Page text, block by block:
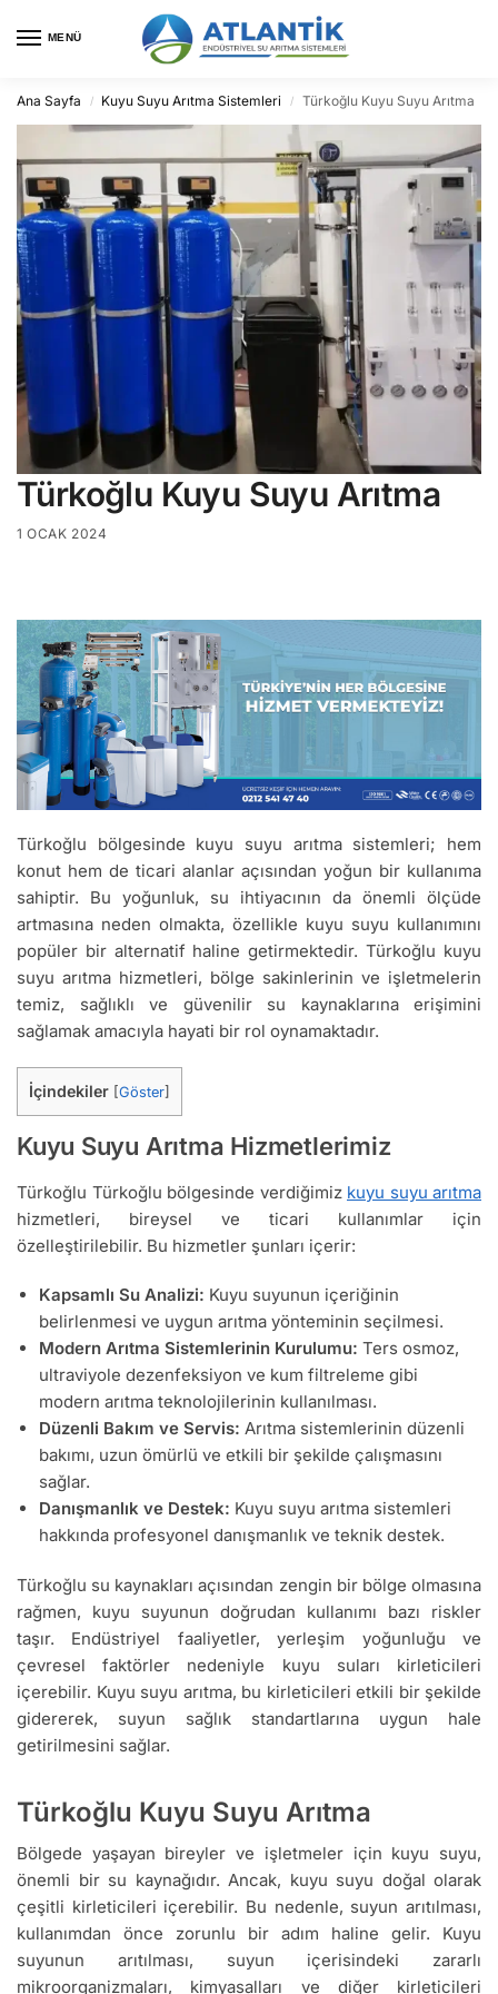
MENÜ
Ana Sayfa / Kuyu Suyu Arıtma Sistemleri / Türkoğlu Kuyu Suyu Arıtma
Türkoğlu Kuyu Suyu Arıtma
1 OCAK 2024
Türkoğlu bölgesinde kuyu suyu arıtma sistemleri; hem
konut hem de ticari alanlar açısından yoğun bir kullanıma
sahiptir. Bu yoğunluk, su ihtiyacının da önemli ölçüde
artmasına neden olmakta, özellikle kuyu suyu kullanımını
popüler bir alternatif haline getirmektedir. Türkoğlu kuyu
suyu arıtma hizmetleri, bölge sakinlerinin ve işletmelerin
temiz, sağlıklı ve güvenilir su kaynaklarına erişimini
sağlamak amacıyla hayati bir rol oynamaktadır.
İçindekiler Göster
Kuyu Suyu Arıtma Hizmetlerimiz
Türkoğlu Türkoğlu bölgesinde verdiğimiz kuyu suyu arıtma
hizmetleri, bireysel ve ticari kullanımlar için
özelleştirilebilir. Bu hizmetler şunları içerir:
Kapsamlı Su Analizi: Kuyu suyunun içeriğinin
belirlenmesi ve uygun arıtma yönteminin seçilmesi.
Modern Arıtma Sistemlerinin Kurulumu: Ters osmoz,
ultraviyole dezenfeksiyon ve kum filtreleme gibi
modern arıtma teknolojilerinin kullanılması.
Düzenli Bakım ve Servis: Arıtma sistemlerinin düzenli
bakımı, uzun ömürlü ve etkili bir şekilde çalışmasını
sağlar.
Danışmanlık ve Destek: Kuyu suyu arıtma sistemleri
hakkında profesyonel danışmanlık ve teknik destek.
Türkoğlu su kaynakları açısından zengin bir bölge olmasına
rağmen, kuyu suyunun doğrudan kullanımı bazı riskler
taşır. Endüstriyel faaliyetler, yerleşim yoğunluğu ve
çevresel faktörler nedeniyle kuyu suları kirleticileri
içerebilir. Kuyu suyu arıtma, bu kirleticileri etkili bir şekilde
gidererek, suyun sağlık standartlarına uygun hale
getirilmesini sağlar.
Türkoğlu Kuyu Suyu Arıtma
Bölgede yaşayan bireyler ve işletmeler için kuyu suyu,
önemli bir su kaynağıdır. Ancak, kuyu suyu doğal olarak
çeşitli kirleticileri içerebilir. Bu nedenle, suyun arıtılması,
kullanımdan önce zorunlu bir adım haline gelir. Kuyu
suyunun arıtılması, suyun içerisindeki zararlı
mikroorganizmaları, kimyasalları ve diğer kirleticileri